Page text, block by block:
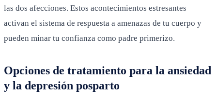
las dos afecciones. Estos acontecimientos estresantes
activan el sistema de respuesta a amenazas de tu cuerpo y
pueden minar tu confianza como padre primerizo.
Opciones de tratamiento para la ansiedad
y la depresión posparto